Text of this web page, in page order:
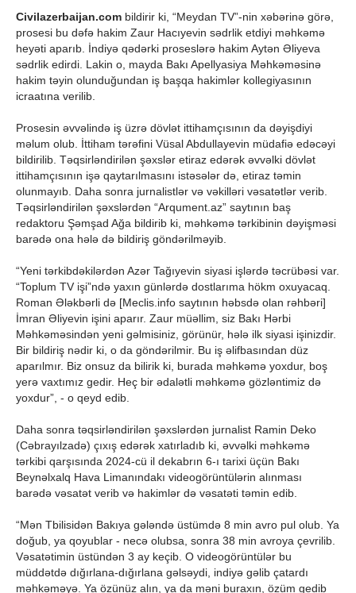
Civilazerbaijan.com bildirir ki, “Meydan TV”-nin xəbərinə görə,
prosesi bu dəfə hakim Zaur Hacıyevin sədrlik etdiyi məhkəmə
heyəti aparıb. İndiyə qədərki proseslərə hakim Aytən Əliyeva
sədrlik edirdi. Lakin o, mayda Bakı Apellyasiya Məhkəməsinə
hakim təyin olunduğundan iş başqa hakimlər kollegiyasının
icraatına verilib.
Prosesin əvvəlində iş üzrə dövlət ittihamçısının da dəyişdiyi
məlum olub. İttiham tərəfini Vüsal Abdullayevin müdafiə edəcəyi
bildirilib. Təqsirləndirilən şəxslər etiraz edərək əvvəlki dövlət
ittihamçısının işə qaytarılmasını istəsələr də, etiraz təmin
olunmayıb. Daha sonra jurnalistlər və vəkilləri vəsatətlər verib.
Təqsirləndirilən şəxslərdən “Arqument.az” saytının baş
redaktoru Şəmşad Ağa bildirib ki, məhkəmə tərkibinin dəyişməsi
barədə ona hələ də bildiriş göndərilməyib.
“Yeni tərkibdəkilərdən Azər Tağıyevin siyasi işlərdə təcrübəsi var.
“Toplum TV işi”ndə yaxın günlərdə dostlarıma hökm oxuyacaq.
Roman Ələkbərli də [Meclis.info saytının həbsdə olan rəhbəri]
İmran Əliyevin işini aparır. Zaur müəllim, siz Bakı Hərbi
Məhkəməsindən yeni gəlmisiniz, görünür, hələ ilk siyasi işinizdir.
Bir bildiriş nədir ki, o da göndərilmir. Bu iş əlifbasından düz
aparılmır. Biz onsuz da bilirik ki, burada məhkəmə yoxdur, boş
yerə vaxtımız gedir. Heç bir ədalətli məhkəmə gözləntimiz də
yoxdur”, - o qeyd edib.
Daha sonra təqsirləndirilən şəxslərdən jurnalist Ramin Deko
(Cəbrayılzadə) çıxış edərək xatırladıb ki, əvvəlki məhkəmə
tərkibi qarşısında 2024-cü il dekabrın 6-ı tarixi üçün Bakı
Beynəlxalq Hava Limanındakı videogörüntülərin alınması
barədə vəsatət verib və hakimlər də vəsatəti təmin edib.
“Mən Tbilisidən Bakıya gələndə üstümdə 8 min avro pul olub. Ya
doğub, ya qoyublar - necə olubsa, sonra 38 min avroya çevrilib.
Vəsatətimin üstündən 3 ay keçib. O videogörüntülər bu
müddətdə dığırlana-dığırlana gəlsəydi, indiyə gəlib çatardı
məhkəməyə. Ya özünüz alın, ya da məni buraxın, özüm gedib